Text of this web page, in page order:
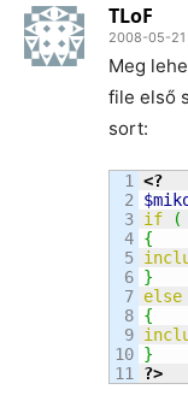
TLoF
2008-05-21
Meg
file első
sort:
1
2
3
4
5
6
7
8
9
10
<?
if
(
{
}
else
{
}
?>